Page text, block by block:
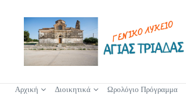
Αρχική Διοικητικά
Ωρολόγιο Πρόγραμμα